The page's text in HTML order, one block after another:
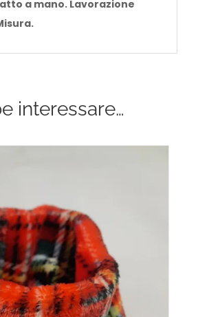
a mano. Lavorazione
interessare…